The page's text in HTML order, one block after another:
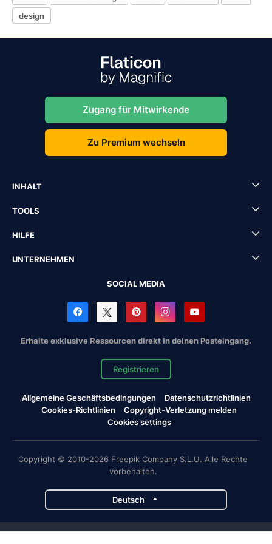
design
Zugang für Mitwirkende
Zu Premium wechseln
INHALT
TOOLS
HILFE
UNTERNEHMEN
SOCIAL MEDIA
Erhalte exklusive Ressourcen direkt in deinen Posteingang.
Registrieren
Allgemeine Geschäftsbedingungen
Datenschutzrichtlinien
Cookies-Richtlinien
Copyright-Verletzung melden
Cookies settings
Copyright © 2010-2026 Freepik Company S.L.U. Alle Rechte
vorbehalten.
Deutsch